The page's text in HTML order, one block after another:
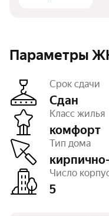
Параметры
Срок сдачи
Сдан
Класс жилья
комфорт
Тип дома
Число
5
Этажность
от 8
Отделка
Высота потолков
Тип договора
ДКП
Очереди
1
Число квартир